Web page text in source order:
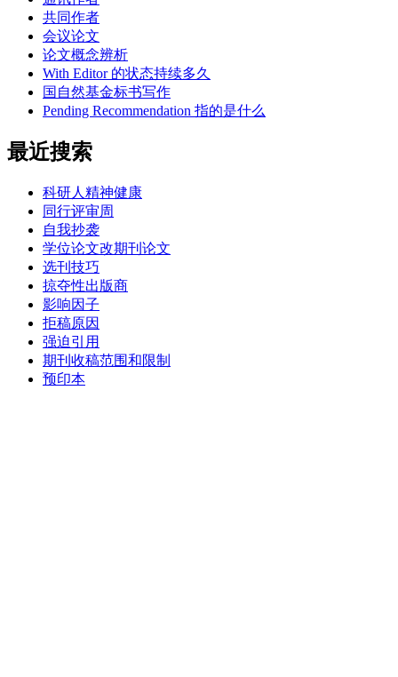
共同作者
会议论文
论文概念辨析
With Editor 的状态持续多久
国自然基金标书写作
Pending Recommendation 指的是什么
最近搜索
科研人精神健康
同行评审周
自我抄袭
学位论文改期刊论文
选刊技巧
掠夺性出版商
影响因子
拒稿原因
强迫引用
期刊收稿范围和限制
预印本